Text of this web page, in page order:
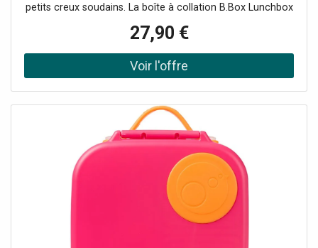
petits creux soudains. La boîte à collation B.Box Lunchbox
est un accessoire pratique qu’il est bon de toujours avoir à
portée de main. Préparez votre collation préférée et
soyez certain(e) de ne plus jamais être surpris(e) par la
faim. Le produit : couvercle étanche pour éviter les fuites
déplacements aide à maintenir la fraîcheur des aliments
facile à entretenir et nettoyer Matière : silicone
polypropylène sans BPA Mode d’emploi : Lavez avant la
première utilisation.
27,90 €